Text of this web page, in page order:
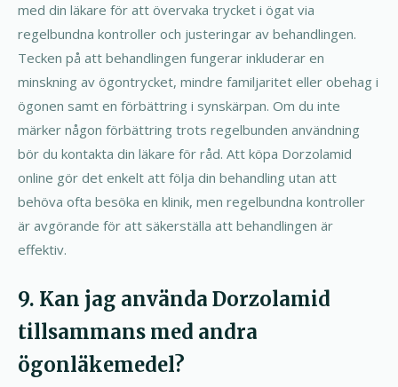
med din läkare för att övervaka trycket i ögat via
regelbundna kontroller och justeringar av behandlingen.
Tecken på att behandlingen fungerar inkluderar en
minskning av ögontrycket, mindre familjaritet eller obehag i
ögonen samt en förbättring i synskärpan. Om du inte
märker någon förbättring trots regelbunden användning
bör du kontakta din läkare för råd. Att köpa Dorzolamid
online gör det enkelt att följa din behandling utan att
behöva ofta besöka en klinik, men regelbundna kontroller
är avgörande för att säkerställa att behandlingen är
effektiv.
9. Kan jag använda Dorzolamid
tillsammans med andra
ögonläkemedel?